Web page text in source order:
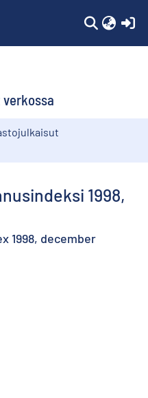
1998,
1998, december